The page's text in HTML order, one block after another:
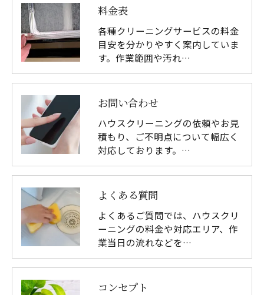
料金表
各種クリーニングサービスの料金
目安を分かりやすく案内していま
す。作業範囲や汚れ…
お問い合わせ
ハウスクリーニングの依頼やお見
積もり、ご不明点について幅広く
対応しております。…
よくある質問
よくあるご質問では、ハウスクリ
ーニングの料金や対応エリア、作
業当日の流れなどを…
コンセプト